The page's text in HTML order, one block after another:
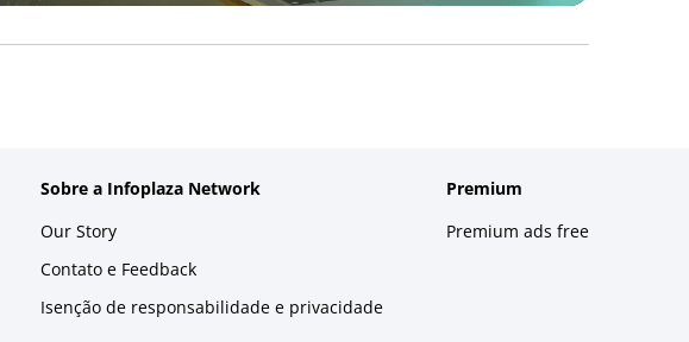
Sobre a Infoplaza Network
Our Story
Contato e Feedback
Isenção de responsabilidade e privacidade
Premium
Premium ads free